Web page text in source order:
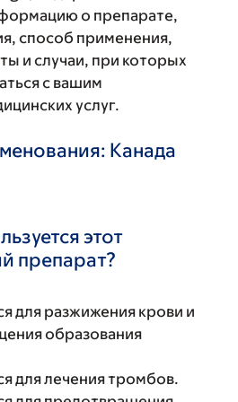
о препарате,
способ применения,
и случаи, при которых
с вашим
услуг.
Канада
этот
препарат?
для разжижения крови и
образования
для лечения тромбов.